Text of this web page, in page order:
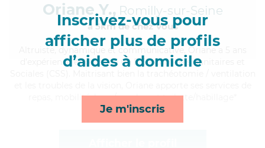
Inscrivez-vous pour
afficher plus de profils
d’aides à domicile
Je m'inscris
Oriane Y., Romilly-sur-Seine
à 5km de chez Vous
, dynamique et communicative, Oriane a 5 ans
d'expérience et possède un BEP Carrières Sanitaires et
repas, mobilité, lever/coucher et toilette/habillage*